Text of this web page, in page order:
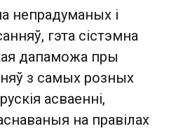
непрадуманых і
гэта сістэмна
дапаможа пры
з самых розных
асваенні,
на правілах